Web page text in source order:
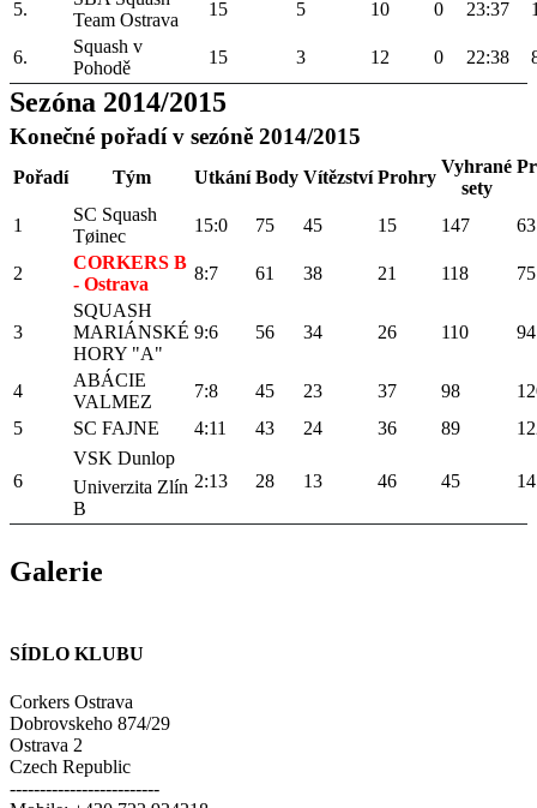
5.
Team Ostrava
15 5 10 0 23:37
6.
Squash v
Pohodě
15 3 12 0 22:38
Sezóna 2014/2015
Konečné pořadí v sezóně 2014/2015
Pořadí Tým Utkání Body Vítězství Prohry
Vyhrané
sety
1
SC Squash
Tøinec
15:0 75 45 15 147 63
2
CORKERS B
- Ostrava
8:7 61 38 21 118 75
3
SQUASH
MARIÁNSKÉ
HORY "A"
9:6 56 34 26 110 94
4
ABÁCIE
VALMEZ
7:8 45 23 37 98
5
SC FAJNE 4:11 43 24 36 89
6
VSK Dunlop
Univerzita Zlín
B
2:13 28 13 46 45
Galerie
SÍDLO KLUBU
Corkers Ostrava
Dobrovskeho 874/29
Ostrava 2
Czech Republic
-------------------------